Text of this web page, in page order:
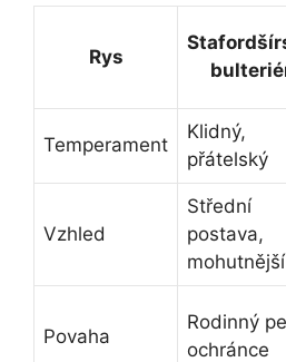
Rys
Temperament
Klidný,
přátelský
Vzhled
Střední
postava,
mohutnější
Povaha
Rodinný
ochránce